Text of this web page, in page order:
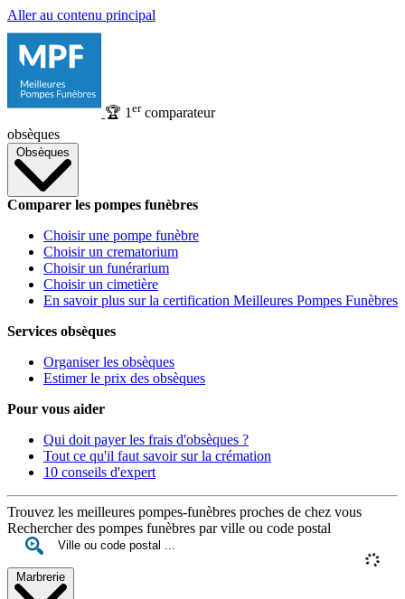
Aller au contenu principal
🏆 1 ercomparateur
obsèques
Obsèques
Comparer les pompes funèbres
Choisir une pompe funèbre
Choisir un crematorium
Choisir un funérarium
Choisir un cimetière
En savoir plus sur la certification Meilleures Pompes Funèbres
Services obsèques
Organiser les obsèques
Estimer le prix des obsèques
Pour vous aider
Qui doit payer les frais d'obsèques ?
Tout ce qu'il faut savoir sur la crémation
10 conseils d'expert
Trouvez les meilleures pompes-funèbres proches de chez vous
Rechercher des pompes funèbres par ville ou code postal
Marbrerie